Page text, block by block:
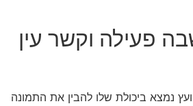
פעילה וקשר עין
נמצא ביכולת שלו להבין את התמונה